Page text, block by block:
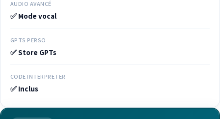
AUDIO AVANCÉ
✅ Mode vocal
GPTS PERSO
✅ Store GPTs
CODE INTERPRETER
✅ Inclus